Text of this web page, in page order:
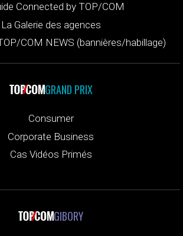
Connected by TOP/COM
La Galerie des agences
COM NEWS (bannières/habillage)
GRAND PRIX
Consumer
Corporate Business
Cas Vidéos Primés
GIBORY